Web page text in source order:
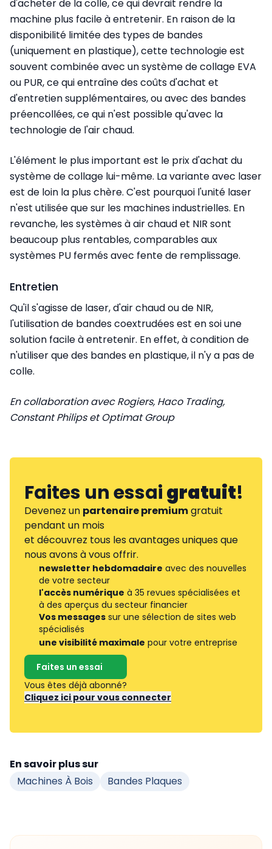
d'acheter de la colle, ce qui devrait rendre la
machine plus facile à entretenir. En raison de la
disponibilité limitée des types de bandes
(uniquement en plastique), cette technologie est
souvent combinée avec un système de collage EVA
ou PUR, ce qui entraîne des coûts d'achat et
d'entretien supplémentaires, ou avec des bandes
préencollées, ce qui n'est possible qu'avec la
technologie de l'air chaud.
L'élément le plus important est le prix d'achat du
système de collage lui-même. La variante avec laser
est de loin la plus chère. C'est pourquoi l'unité laser
n'est utilisée que sur les machines industrielles. En
revanche, les systèmes à air chaud et NIR sont
beaucoup plus rentables, comparables aux
systèmes PU fermés avec fente de remplissage.
Entretien
Qu'il s'agisse de laser, d'air chaud ou de NIR,
l'utilisation de bandes coextrudées est en soi une
solution facile à entretenir. En effet, à condition de
n'utiliser que des bandes en plastique, il n'y a pas de
colle.
En collaboration avec Rogiers, Haco Trading,
Constant Philips et Optimat Group
Faites un essaigratuit!
Devenez un partenaire premiumgratuit
pendant un mois
et découvrez tous les avantages uniques que
nous avons à vous offrir.
newsletter hebdomadaire avec des nouvelles
de votre secteur
l'accès numérique à 35 revues spécialisées et
à des aperçus du secteur financier
Vos messages sur une sélection de sites web
spécialisés
une visibilité maximale pour votre entreprise
Faites un essai
Vous êtes déjà abonné?
Cliquez ici pour vous connecter
En savoir plus sur
Machines À Bois
Bandes Plaques